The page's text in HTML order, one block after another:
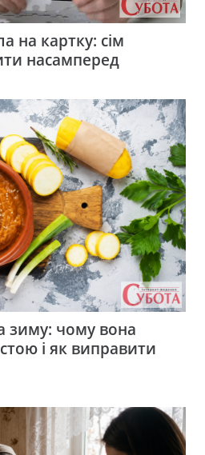
на картку: сім
насамперед
зиму: чому вона
і як виправити